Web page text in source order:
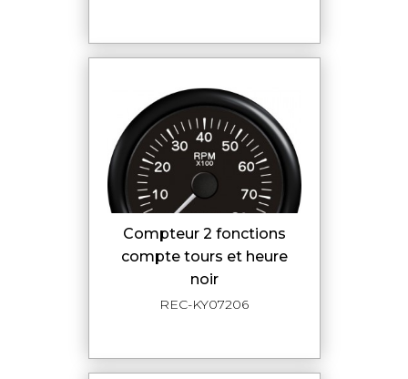
compteur 2 fonctions
compte tours et heure
noir
REC-KY07206